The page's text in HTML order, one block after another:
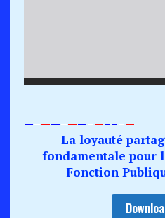
—–——–——–—–––—
La loyauté
fondamentale pour
Fonction